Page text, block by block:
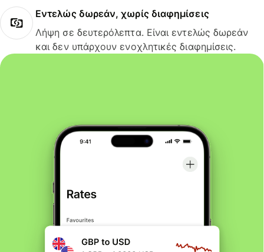
Εντελώς δωρεάν, χωρίς διαφημίσεις
Λήψη σε δευτερόλεπτα. Είναι εντελώς δωρεάν
και δεν υπάρχουν ενοχλητικές διαφημίσεις.